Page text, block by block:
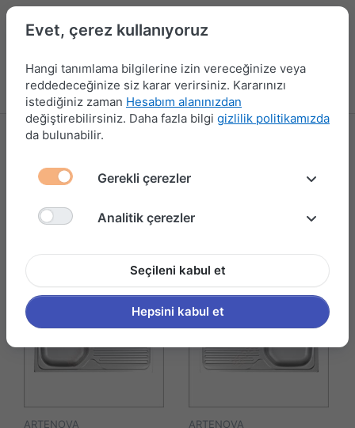
Menü Kampanyalar Yeni Ürünler Giriş yap
ARTENOVA
4 ürün gösteriliyor
Filtrele ve Sırala
ARTENOVA ARTENOVA
Evet, çerez kullanıyoruz
Hangi tanımlama bilgilerine izin vereceğinize veya
reddedeceğinize siz karar verirsiniz. Kararınızı
istediğiniz zaman Hesabım alanınızdan
değiştirebilirsiniz. Daha fazla bilgi gizlilik politikamızda
da bulunabilir.
Gerekli çerezler
Analitik çerezler
Seçileni kabul et
Hepsini kabul et